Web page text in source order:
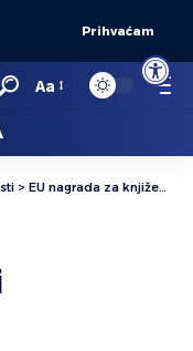
Open
Prihvaćam
Aa
> EU nagrada za književnost Maši Kolanović